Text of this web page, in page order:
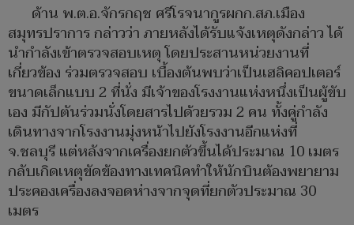
ด้าน พ.ต.อ.จักรกฤช ศรีโรจนากูรผกก.สภ.เมือง
สมุทรปราการ กล่าวว่า ภายหลังได้รับแจ้งเหตุดังกล่าว ได้
นำกำลังเข้าตรวจสอบเหตุ โดยประสานหน่วยงานที่
เกี่ยวข้อง ร่วมตรวจสอบ เบื้องต้นพบว่าเป็นเฮลิคอปเตอร์
ขนาดเล็กแบบ 2 ที่นั่ง มีเจ้าของโรงงานแห่งหนึ่งเป็นผู้ขับ
เอง มีกัปตันร่วมนั่งโดยสารไปด้วยรวม 2 คน ทั้งคู่กำลัง
เดินทางจากโรงงานมุ่งหน้าไปยังโรงงานอีกแห่งที่
จ.ชลบุรี แต่หลังจากเครื่องยกตัวขึ้นได้ประมาณ 10 เมตร
กลับเกิดเหตุขัดข้องทางเทคนิคทำให้นักบินต้องพยายาม
ประคองเครื่องลงจอดห่างจากจุดที่ยกตัวประมาณ 30
เมตร